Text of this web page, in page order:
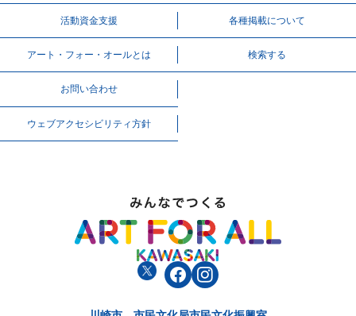
活動資⾦⽀援 各種掲載について
アート・フォー・オールとは 検索する
お問い合わせ
ウェブアクセシビリティ方針